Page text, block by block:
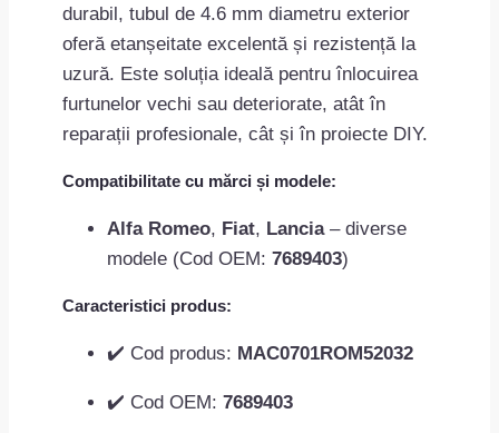
durabil, tubul de 4.6 mm diametru exterior
oferă etanșeitate excelentă și rezistență la
uzură. Este soluția ideală pentru înlocuirea
furtunelor vechi sau deteriorate, atât în
reparații profesionale, cât și în proiecte DIY.
Compatibilitate cu mărci și modele:
Alfa Romeo, Fiat, Lancia– diverse
modele (Cod OEM: 7689403)
Caracteristici produs:
✔️ Cod produs: MAC0701ROM52032
✔️ Cod OEM: 7689403